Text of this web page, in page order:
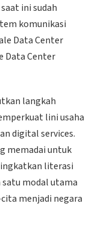
ini sudah
komunikasi
Data Center
Data Center
langkah
lini usaha
digital services.
memadai untuk
literasi
modal utama
menjadi negara